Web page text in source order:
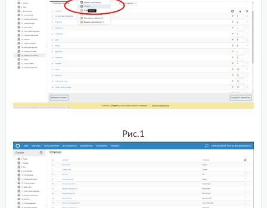
Iiko (Айко) 7.x-8.x
InSales
Joomla
Magento
Megagroup
MODX 2.8.3 Revolution + Shopkeeper3
MODX Evolution Shopkeeper
MODX Revolution + Shopkeeper2
MODX Revolution miniShop2
NetCat
Рис.1